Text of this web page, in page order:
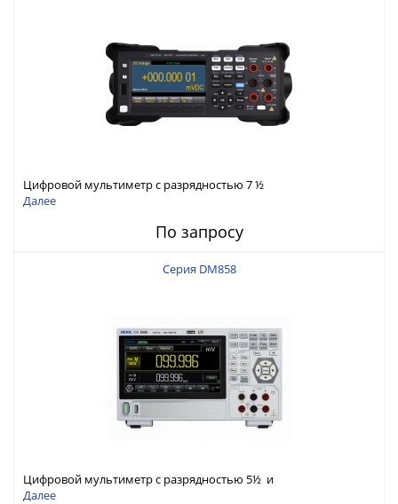
Цифровой мультиметр с разрядностью 7 ½
Далее
По запросу
Серия DM858
Цифровой мультиметр с разрядностью 5½ и
интерфейсами USB-device, USB-host, LAN и Web control
Далее